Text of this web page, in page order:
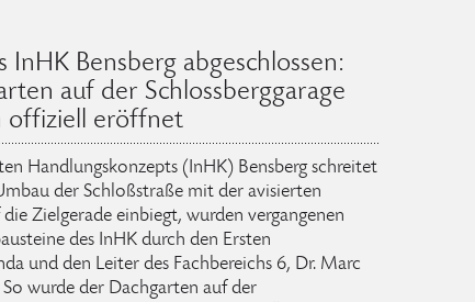
Bensberg abgeschlossen:
auf der Schlossberggarage
offiziell eröffnet
Handlungskonzepts (InHK) Bensberg schreitet
der Schloßstraße mit der avisierten
Zielgerade einbiegt, wurden vergangenen
des InHK durch den Ersten
und den Leiter des Fachbereichs 6, Dr. Marc
wurde der Dachgarten auf der